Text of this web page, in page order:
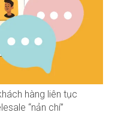
hàng liên tục
“nản chí”